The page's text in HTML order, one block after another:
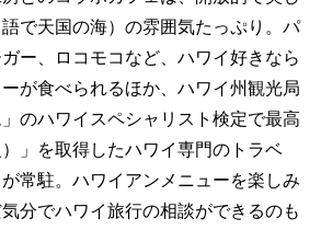
で天国の海）の雰囲気たっぷり。パ
ー、ロコモコなど、ハワイ好きなら
が食べられるほか、ハワイ州観光局
」のハワイスペシャリスト検定で最高
」を取得したハワイ専門のトラベ
常駐。ハワイアンメニューを楽しみ
分でハワイ旅行の相談ができるのも